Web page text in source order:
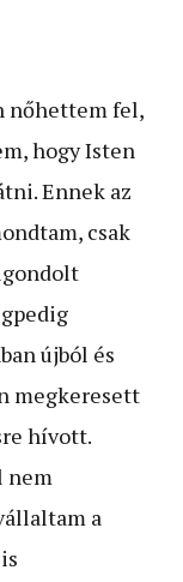
nőhettem fel,
hogy Isten
Ennek az
csak
újból és
megkeresett
hívott.
nem
a